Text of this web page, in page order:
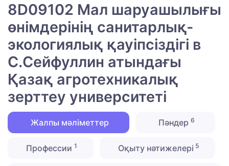
8D09102 Мал шаруашылығы
өнімдерінің санитарлық-
экологиялық қауіпсіздігі в
С.Сейфуллин атындағы
Қазақ агротехникалық
зерттеу университеті
Жалпы мәліметтер Пәндер 6
Профессии 1 Оқыту нәтижелері 5